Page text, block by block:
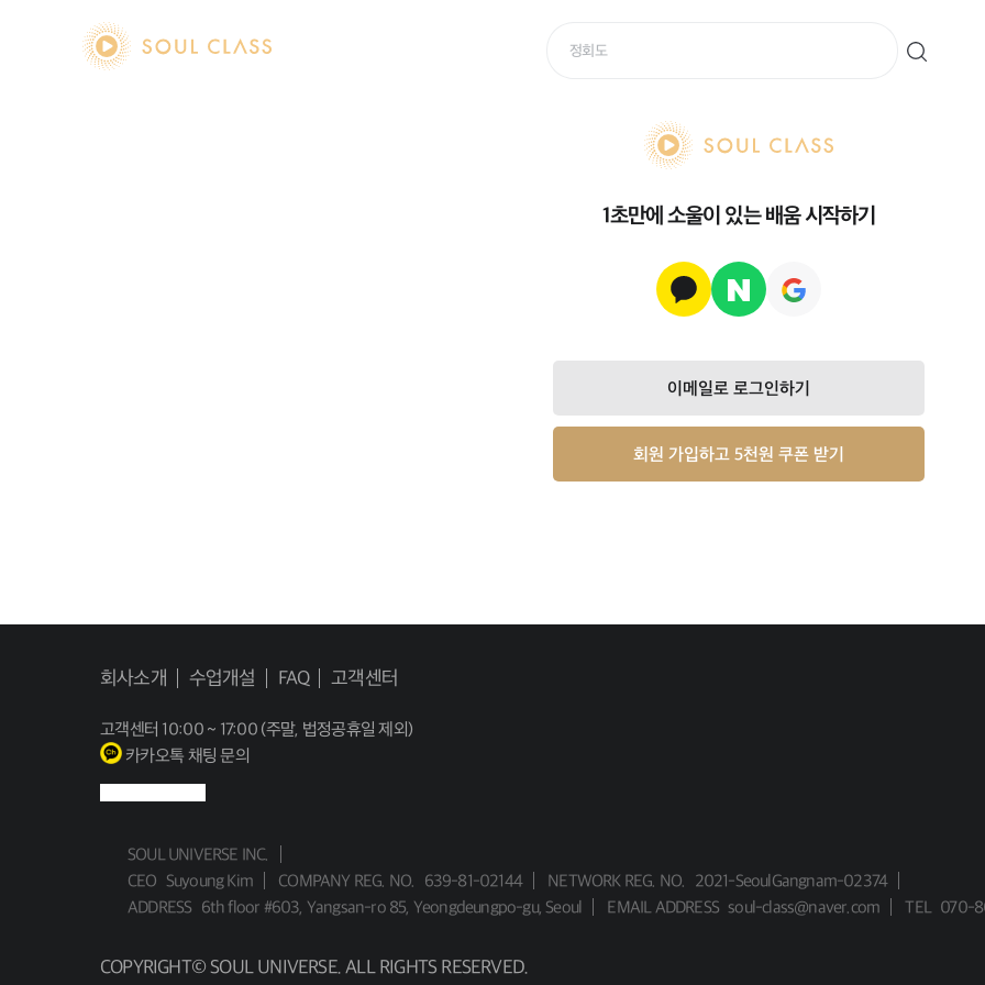
soul class
soul class
1초만에 소울이 있는 배움 시작하기
이메일로 로그인하기
회원 가입하고 5천원 쿠폰 받기
회사소개 수업개설 FAQ 고객센터
고객센터 10:00 ~ 17:00 (주말, 법정공휴일 제외)
카카오톡 채팅 문의
SOUL UNIVERSE INC.
CEO
Suyoung Kim COMPANY REG. NO. 639-81-02144 NETWORK REG. NO.
2021-SeoulGangnam-02374
ADDRESS
6th floor #603, Yangsan-ro 85, Yeongdeungpo-gu, Seoul EMAIL ADDRESS soul-class@naver.com TEL 070-
COPYRIGHT© SOUL UNIVERSE. ALL RIGHTS RESERVED.